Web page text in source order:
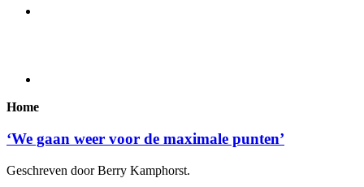
Home
‘We gaan weer voor de maximale punten’
Geschreven door Berry Kamphorst.